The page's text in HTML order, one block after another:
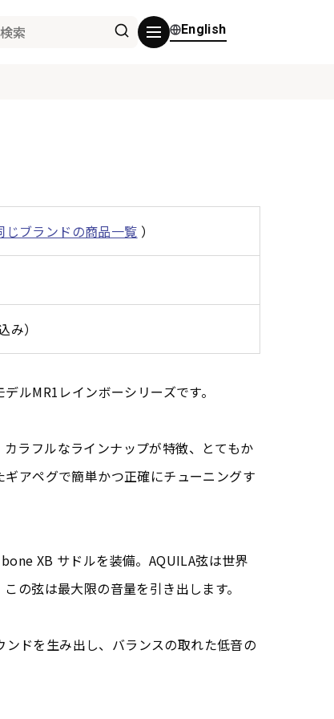
English
じブランドの商品一覧 ）
み）
ルMR1レインボーシリーズです。
ラフルなラインナップが特徴、とてもか
アペグで簡単かつ正確にチューニングす
XB サドルを装備。AQUILA弦は世界
の弦は最大限の音量を引き出します。
ドを生み出し、バランスの取れた低音の